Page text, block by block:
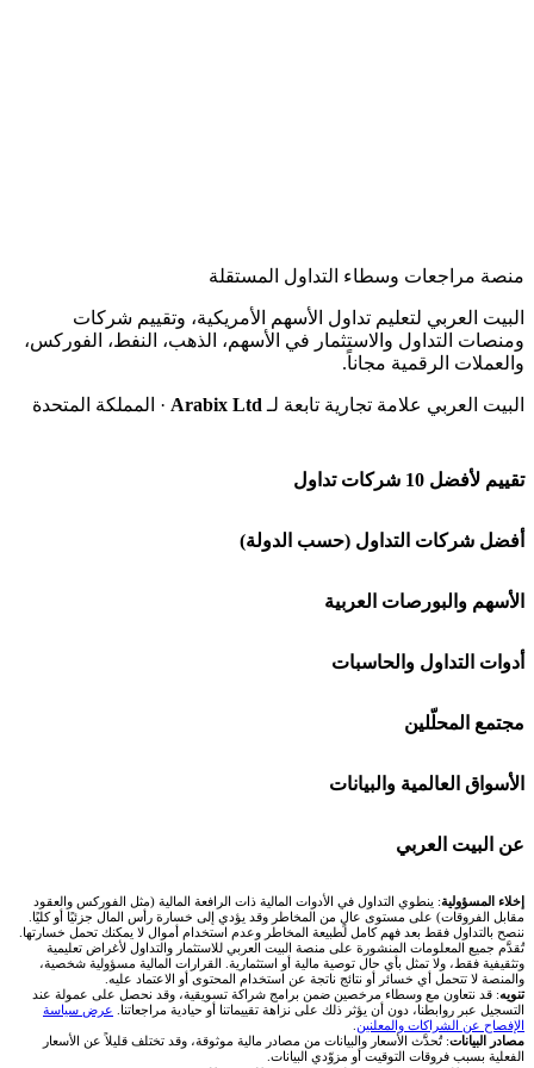
منصة مراجعات وسطاء التداول المستقلة
البيت العربي لتعليم تداول الأسهم الأمريكية، وتقييم شركات
ومنصات التداول والاستثمار في الأسهم، الذهب، النفط، الفوركس،
والعملات الرقمية مجاناً.
البيت العربي علامة تجارية تابعة لـ Arabix Ltd · المملكة المتحدة
تقييم لأفضل 10 شركات تداول
شركة Capital.com
افاتريد AvaTrade
اكسنس Exness
منصة بينانس
اكس تي بي XTB
انتراكتيف بروكرز IBKR
أفضل شركات التداول (حسب الدولة)
شركات تداول في السعودية
شركات تداول في الإمارات
شركات تداول في الكويت
شركات تداول في قطر
شركات تداول في الأردن
شركات تداول في العراق
شركات تداول في فلسطين
الأسهم والبورصات العربية
🌍 كل البورصات العربية
🇸🇦 السوق السعودية
🇦🇪 أسواق الإمارات
🇪🇬 البورصة المصرية
🇶🇦 بورصة قطر
🇯🇴 بورصة عمّان
🇧🇭 بورصة البحرين
أدوات التداول والحاسبات
🕌 حاسبة الزكاة
💱 محول العملات
🧮 حاسبة حجم اللوت
📊 حاسبة قيمة النقطة
💰 حاسبة ربح الفوركس
📌 حاسبة النقاط المحورية
مجتمع المحلّلين
🧱 حائط المجتمع
🏆 لوحة المحلّلين
✍️ اكتب تحليلك
الأسواق العالمية والبيانات
🌐 المؤشرات العالمية
🥇 سعر الذهب اليوم
🥇 أسعار الذهب والمعادن
💱 أسعار العملات والفوركس
عن البيت العربي
من نحن
تواصل معنا
فريق المؤلفين
إخلاء المسؤولية: ينطوي التداول في الأدوات المالية ذات الرافعة المالية (مثل الفوركس والعقود
مقابل الفروقات) على مستوى عالٍ من المخاطر وقد يؤدي إلى خسارة رأس المال جزئيًا أو كليًا.
ننصح بالتداول فقط بعد فهم كامل لطبيعة المخاطر وعدم استخدام أموال لا يمكنك تحمل خسارتها.
تُقدَّم جميع المعلومات المنشورة على منصة البيت العربي للاستثمار والتداول لأغراض تعليمية
وتثقيفية فقط، ولا تمثل بأي حال توصية مالية أو استثمارية. القرارات المالية مسؤولية شخصية،
والمنصة لا تتحمل أي خسائر أو نتائج ناتجة عن استخدام المحتوى أو الاعتماد عليه.
تنويه: قد نتعاون مع وسطاء مرخصين ضمن برامج شراكة تسويقية، وقد نحصل على عمولة عند
التسجيل عبر روابطنا، دون أن يؤثر ذلك على نزاهة تقييماتنا أو حيادية مراجعاتنا. عرض سياسة
الإفصاح عن الشراكات والمعلنين
مصادر البيانات: تُحدَّث الأسعار والبيانات من مصادر مالية موثوقة، وقد تختلف قليلاً عن الأسعار
الفعلية بسبب فروقات التوقيت أو مزوّدي البيانات.